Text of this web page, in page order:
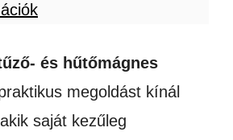
és hűtőmágnes
megoldást kínál
saját kezűleg